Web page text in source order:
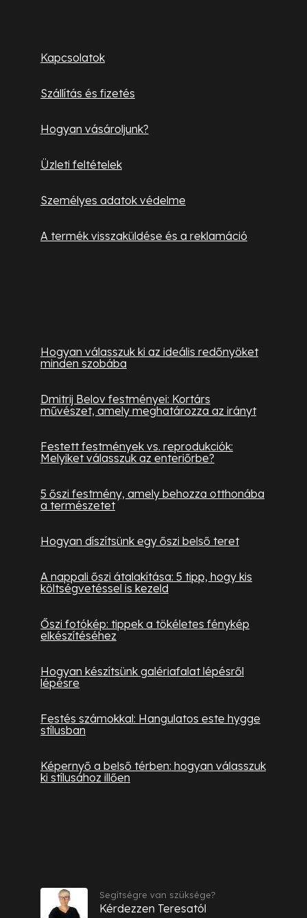
m
i
Kapcsolatok
Szállítás és fizetés
Hogyan vásároljunk?
Üzleti feltételek
Személyes adatok védelme
A termék visszaküldése és a reklamáció
Hogyan válasszuk ki az ideális redőnyöket
minden szobába
Dmitrij Belov festményei: Kortárs
művészet, amely meghatározza az irányt
Festett festmények vs. reprodukciók:
Melyiket válasszuk az enteriőrbe?
5 őszi festmény, amely behozza otthonába
a természetet
Hogyan díszítsünk egy őszi belső teret
A nappali őszi átalakítása: 5 tipp, hogy kis
költségvetéssel is kezeld
Őszi fotókép: tippek a tökéletes fénykép
elkészítéséhez
Hogyan készítsünk galériafalat lépésről
lépésre
Festés számokkal: Hangulatos este hygge
stílusban
Képernyő a belső térben: hogyan válasszuk
ki stílusához illően
Segítségre van szüksége?
Kérdezzen Teresatól